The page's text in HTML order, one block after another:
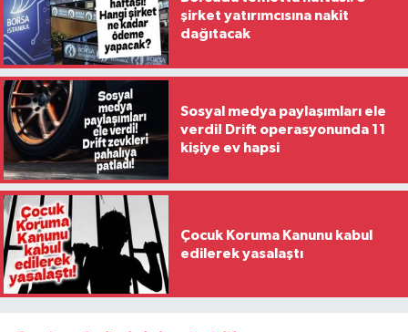
şirket yatırımcısına nakit
dağıtacak
Sosyal medya paylaşımları ele
verdi! Drift operasyonunda 11
kişiye ev hapsi
Çocuk Koruma Kanunu kabul
edilerek yasalaştı